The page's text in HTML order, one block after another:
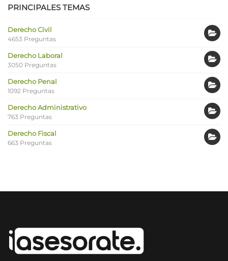
PRINCIPALES TEMAS
Derecho Civil
4653 Preguntas
Derecho Laboral
3050 Preguntas
Derecho Penal
1092 Preguntas
Derecho Administrativo
763 Preguntas
Derecho Fiscal
663 Preguntas